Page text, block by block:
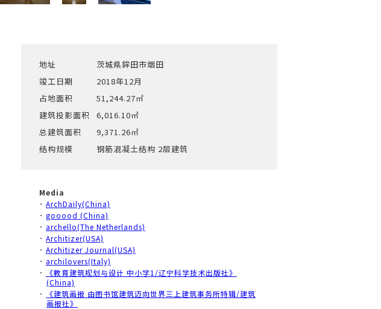
地址
茨城県鉾田市烟田
竣工日期
2018年12月
占地面积
51,244.27㎡
建筑投影面积
6,016.10㎡
总建筑面积
9,371.26㎡
结构规模
钢筋混凝土结构 2层建筑
Media
･ ArchDaily(China)
･ gooood (China)
･ archello(The Netherlands)
･ Architizer(USA)
･ Architizer Journal(USA)
･ archilovers(Italy)
･
《教育建筑规划与设计 中小学1/辽宁科学技术出版社》
(China)
･
《建筑画报 由图书馆建筑迈向世界三上建筑事务所特辑/建筑
画报社》